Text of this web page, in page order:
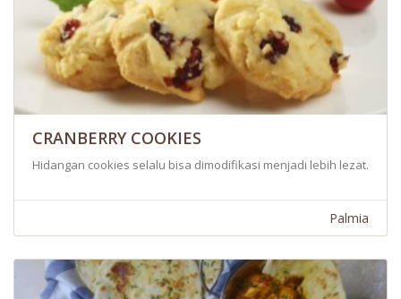
CRANBERRY COOKIES
Hidangan cookies selalu bisa dimodifikasi menjadi lebih lezat.
Palmia